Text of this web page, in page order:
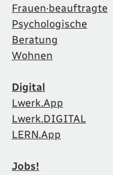
Frauen·beauftragte
Psychologische
Beratung
Wohnen
Digital
Lwerk.App
Lwerk.DIGITAL
LERN.App
Jobs!